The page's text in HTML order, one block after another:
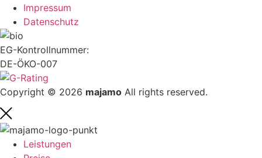
Impressum
Datenschutz
EG-Kontrollnummer:
DE-ÖKO-007
Copyright © 2026 majamo All rights reserved.
Leistungen